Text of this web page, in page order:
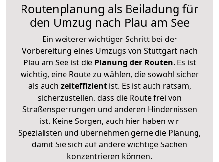
Routenplanung als Beiladung für
den Umzug nach Plau am See
Ein weiterer wichtiger Schritt bei der
Vorbereitung eines Umzugs von Stuttgart nach
Plau am See ist diePlanung der Routen. Es ist
wichtig, eine Route zu wählen, die sowohl sicher
als auch zeiteffizientist. Es ist auch ratsam,
sicherzustellen, dass die Route frei von
Straßensperrungen und anderen Hindernissen
ist. Keine Sorgen, auch hier haben wir
Spezialisten und übernehmen gerne die Planung,
damit Sie sich auf andere wichtige Sachen
konzentrieren können.